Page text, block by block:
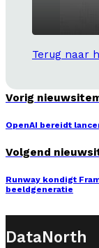
Terug naar
Vorig
OpenAI bereidt
Volgend
Runway kondigt
beeldgeneratie
DataNorth